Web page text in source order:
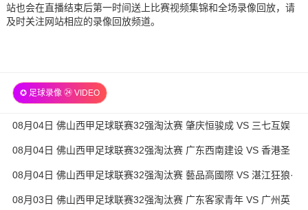
站也会在直播结束后第一时间送上比赛视频集锦和全场录像回放，请
及时关注网站相应的录像回放频道。
✪ 足球录像 ㉔ VIDEO
08月04日 佛山西甲足球联赛32强淘汰赛 肇庆恒骏成 VS 三七互娱
全场录像
08月04日 佛山西甲足球联赛32强淘汰赛 广东西南建设 VS 香港圣
徒 全场录像
08月04日 佛山西甲足球联赛32强淘汰赛 藝品高國際 VS 湛江狂狼·
粵辉能源 全场录像
08月03日 佛山西甲足球联赛32强淘汰赛 广东客家青年 VS 广州英